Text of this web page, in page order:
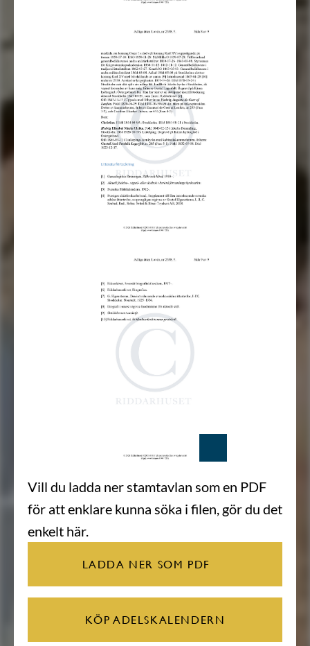
Vill du ladda ner stamtavlan som en PDF
för att enklare kunna söka i filen, gör du det
enkelt här.
LADDA NER SOM PDF
KÖP ADELSKALENDERN